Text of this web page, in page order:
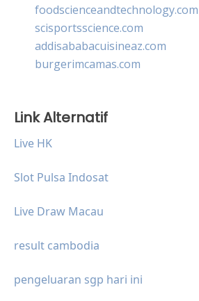
foodscienceandtechnology.com
scisportsscience.com
addisababacuisineaz.com
burgerimcamas.com
Link Alternatif
Live HK
Slot Pulsa Indosat
Live Draw Macau
result cambodia
pengeluaran sgp hari ini